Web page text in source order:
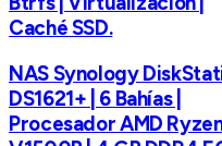
Caché SSD.
NAS Synology
DS1621+ | 6 Bahías |
Procesador AMD